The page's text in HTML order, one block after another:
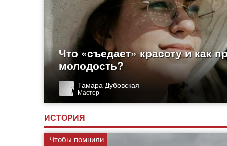
Что «съедает» красоту и как
молодость?
Тамара Дубовская
Мастер
ИСТОРИЯ
Чтобы помнили